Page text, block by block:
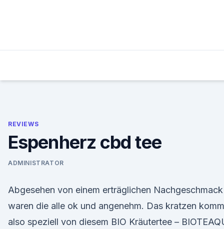
REVIEWS
Espenherz cbd tee
ADMINISTRATOR
Abgesehen von einem erträglichen Nachgeschmack
waren die alle ok und angenehm. Das kratzen
also speziell von diesem BIO Kräutertee –